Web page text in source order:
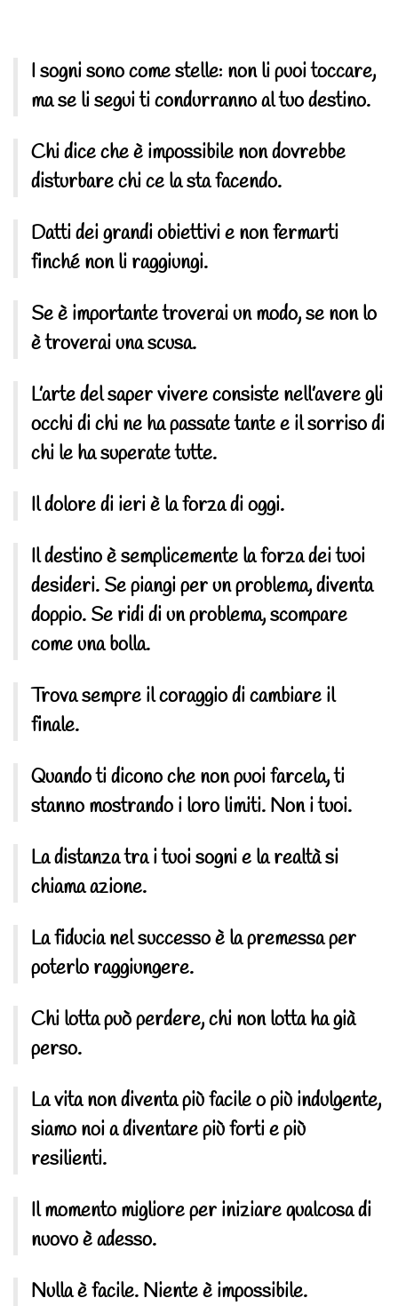
I sogni sono come stelle: non li puoi toccare,
ma se li segui ti condurranno al tuo destino.
Chi dice che è impossibile non dovrebbe
disturbare chi ce la sta facendo.
Datti dei grandi obiettivi e non fermarti
finché non li raggiungi.
Se è importante troverai un modo, se non lo
è troverai una scusa.
L’arte del saper vivere consiste nell’avere gli
occhi di chi ne ha passate tante e il sorriso di
chi le ha superate tutte.
Il dolore di ieri è la forza di oggi.
Il destino è semplicemente la forza dei tuoi
desideri. Se piangi per un problema, diventa
doppio. Se ridi di un problema, scompare
come una bolla.
Trova sempre il coraggio di cambiare il
finale.
Quando ti dicono che non puoi farcela, ti
stanno mostrando i loro limiti. Non i tuoi.
La distanza tra i tuoi sogni e la realtà si
chiama azione.
La fiducia nel successo è la premessa per
poterlo raggiungere.
Chi lotta può perdere, chi non lotta ha già
perso.
La vita non diventa più facile o più indulgente,
siamo noi a diventare più forti e più
resilienti.
Il momento migliore per iniziare qualcosa di
nuovo è adesso.
Nulla è facile. Niente è impossibile.